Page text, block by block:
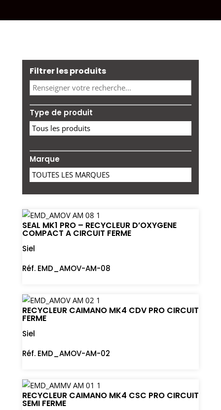
Filtrer les produits
Type de produit
Marque
SEAL MK1 PRO – RECYCLEUR D’OXYGENE
COMPACT A CIRCUIT FERME
Siel
Réf. EMD_AMOV-AM-08
RECYCLEUR CAIMANO MK4 CDV PRO CIRCUIT
FERME
Siel
Réf. EMD_AMOV-AM-02
RECYCLEUR CAIMANO MK4 CSC PRO CIRCUIT
SEMI FERME